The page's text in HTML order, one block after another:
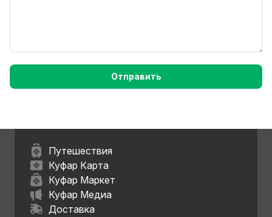
Отправить
Путешествия
Куфар Карта
Куфар Маркет
Куфар Медиа
Доставка